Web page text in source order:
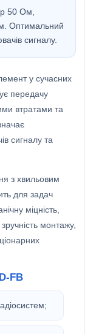
50 Ом,
Оптимальний
сигналу.
у сучасних
передачу
втратами та
сигналу та
з хвильовим
для задач
міцність,
монтажу,
FB